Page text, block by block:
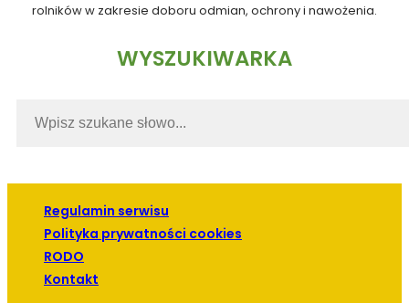
rolników w zakresie doboru odmian, ochrony i nawożenia.
WYSZUKIWARKA
Regulamin serwisu
Polityka prywatności cookies
RODO
Kontakt